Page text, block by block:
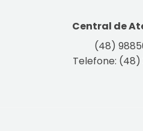
Central de
(48)
Telefone: